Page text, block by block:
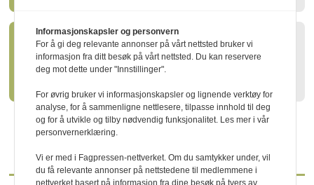
Slik kan skogen gagne både
klima og natur
Informasjonskapsler og personvern
For å gi deg relevante annonser på vårt nettsted bruker vi
informasjon fra ditt besøk på vårt nettsted. Du kan reservere
deg mot dette under "Innstillinger".
For øvrig bruker vi informasjonskapsler og lignende verktøy for
analyse, for å sammenligne nettlesere, tilpasse innhold til deg
og for å utvikle og tilby nødvendig funksjonalitet. Les mer i vår
personvernerklæring.
Vi er med i Fagpressen-nettverket. Om du samtykker under, vil
du få relevante annonser på nettstedene til medlemmene i
nettverket basert på informasjon fra dine besøk på tvers av